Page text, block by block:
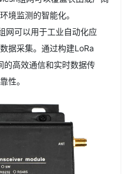
境监测的智能化。
网可以用于工业自动化应
据采集。通过构建LoRa
的高效通信和实时数据传
性。